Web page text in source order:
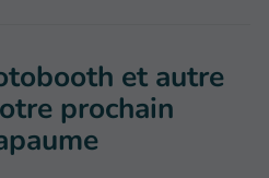
et autre
prochain